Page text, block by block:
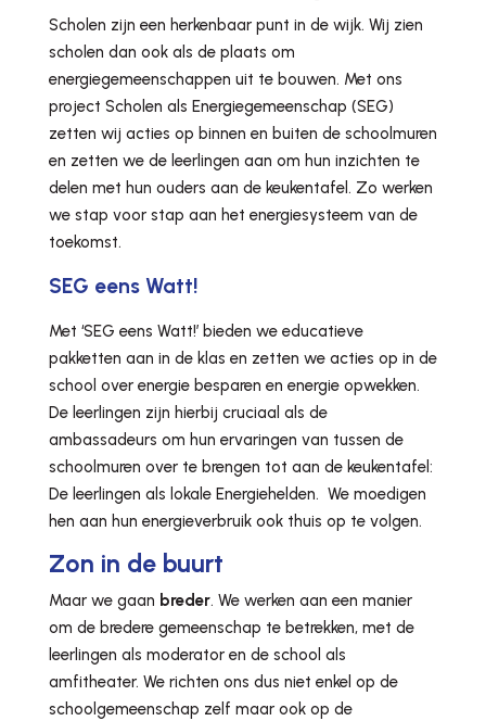
Scholen zijn een herkenbaar punt in de wijk. Wij zien
scholen dan ook als de plaats om
energiegemeenschappen uit te bouwen. Met ons
project Scholen als Energiegemeenschap (SEG)
zetten wij acties op binnen en buiten de schoolmuren
en zetten we de leerlingen aan om hun inzichten te
delen met hun ouders aan de keukentafel. Zo werken
we stap voor stap aan het energiesysteem van de
toekomst.
SEG eens Watt!
Met ‘SEG eens Watt!’ bieden we educatieve
pakketten aan in de klas en zetten we acties op in de
school over energie besparen en energie opwekken.
De leerlingen zijn hierbij cruciaal als de
ambassadeurs om hun ervaringen van tussen de
schoolmuren over te brengen tot aan de keukentafel:
De leerlingen als lokale Energiehelden. We moedigen
hen aan hun energieverbruik ook thuis op te volgen.
Zon in de buurt
Maar we gaan breder. We werken aan een manier
om de bredere gemeenschap te betrekken, met de
leerlingen als moderator en de school als
amfitheater. We richten ons dus niet enkel op de
schoolgemeenschap zelf maar ook op de